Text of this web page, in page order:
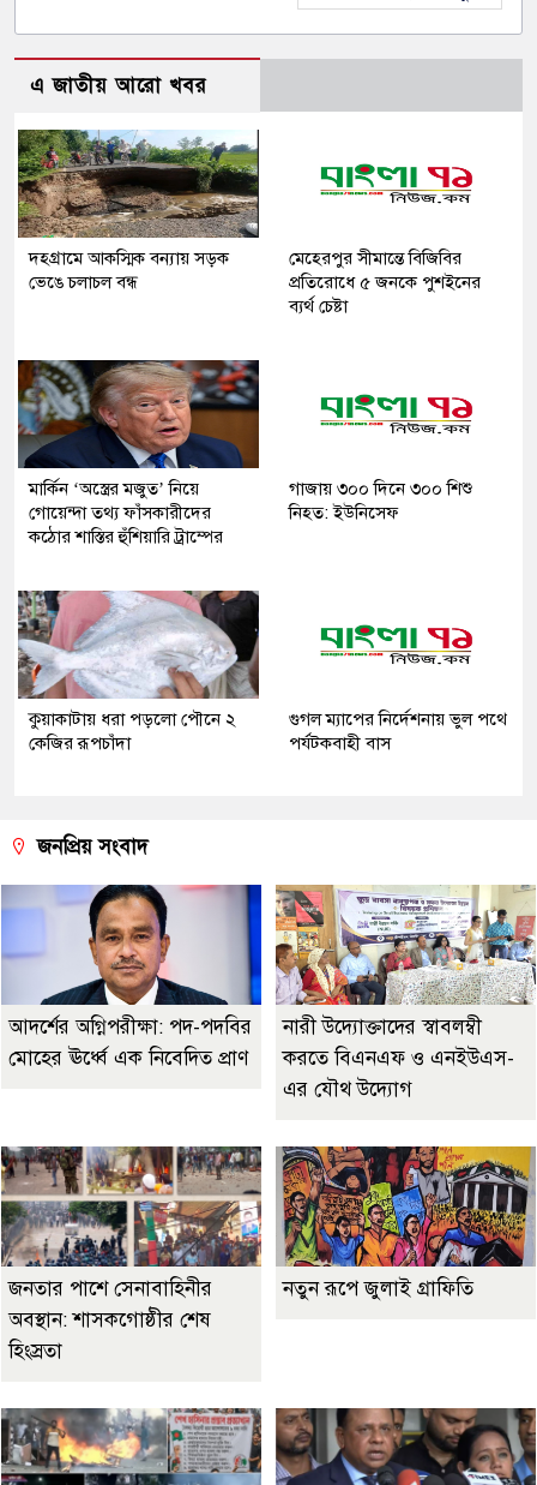
এ জাতীয় আরো খবর
দহগ্রামে আকস্মিক বন্যায় সড়ক
ভেঙে চলাচল বন্ধ
মেহেরপুর সীমান্তে বিজিবির
প্রতিরোধে ৫ জনকে পুশইনের
ব্যর্থ চেষ্টা
মার্কিন ‘অস্ত্রের মজুত’ নিয়ে
গোয়েন্দা তথ্য ফাঁসকারীদের
কঠোর শাস্তির হুঁশিয়ারি ট্রাম্পের
গাজায় ৩০০ দিনে ৩০০ শিশু
নিহত: ইউনিসেফ
কুয়াকাটায় ধরা পড়লো পৌনে ২
কেজির রূপচাঁদা
গুগল ম্যাপের নির্দেশনায় ভুল পথে
পর্যটকবাহী বাস
জনপ্রিয় সংবাদ
আদর্শের অগ্নিপরীক্ষা: পদ-পদবির
মোহের ঊর্ধ্বে এক নিবেদিত প্রাণ
নারী উদ্যোক্তাদের স্বাবলম্বী
করতে বিএনএফ ও এনইউএস-
এর যৌথ উদ্যোগ
জনতার পাশে সেনাবাহিনীর
অবস্থান: শাসকগোষ্ঠীর শেষ
হিংস্রতা
নতুন রূপে জুলাই গ্রাফিতি